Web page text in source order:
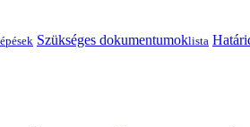
Szükséges dokumentumoklista